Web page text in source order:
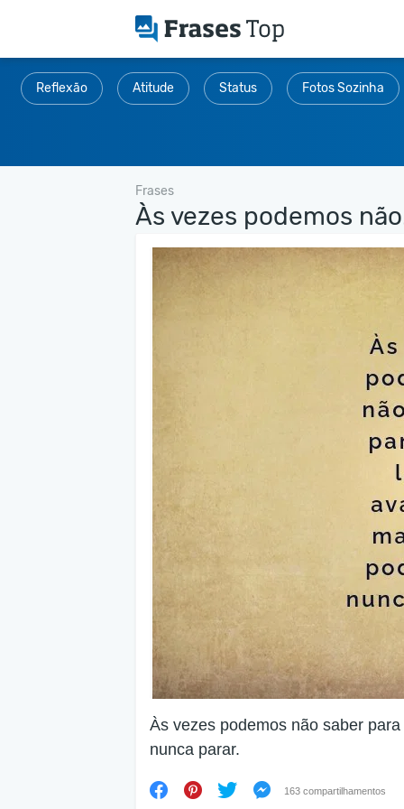
Reflexão Atitude Status Fotos Sozinha
Frases
Às vezes podemos
Às vezes podemos não saber
nunca parar.
163 compartilhamentos